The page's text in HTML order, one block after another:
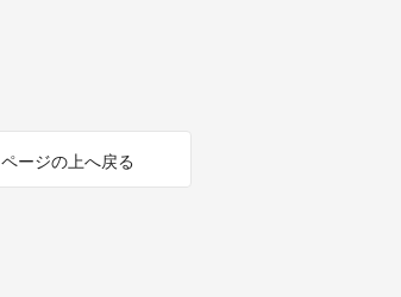
ページの上へ戻る